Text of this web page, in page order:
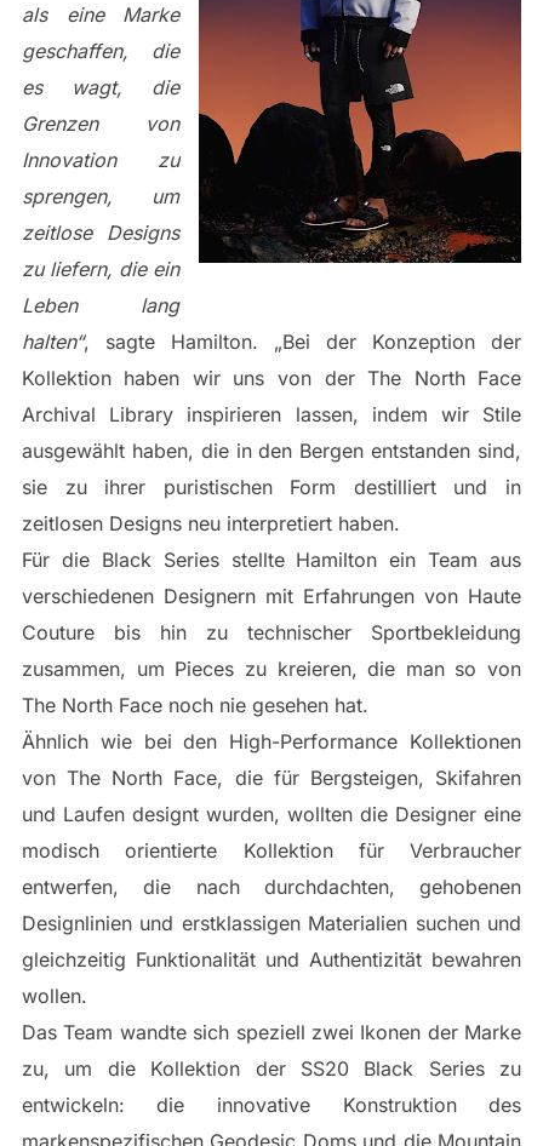
als eine Marke
geschaffen, die
es wagt, die
Grenzen von
Innovation zu
sprengen, um
zeitlose Designs
zu liefern, die ein
Leben lang
halten“, sagte Hamilton. „Bei der Konzeption der
Kollektion haben wir uns von der The North Face
Archival Library inspirieren lassen, indem wir Stile
ausgewählt haben, die in den Bergen entstanden sind,
sie zu ihrer puristischen Form destilliert und in
zeitlosen Designs neu interpretiert haben.
Für die Black Series stellte Hamilton ein Team aus
verschiedenen Designern mit Erfahrungen von Haute
Couture bis hin zu technischer Sportbekleidung
zusammen, um Pieces zu kreieren, die man so von
The North Face noch nie gesehen hat.
Ähnlich wie bei den High-Performance Kollektionen
von The North Face, die für Bergsteigen, Skifahren
und Laufen designt wurden, wollten die Designer eine
modisch orientierte Kollektion für Verbraucher
entwerfen, die nach durchdachten, gehobenen
Designlinien und erstklassigen Materialien suchen und
gleichzeitig Funktionalität und Authentizität bewahren
wollen.
Das Team wandte sich speziell zwei Ikonen der Marke
zu, um die Kollektion der SS20 Black Series zu
entwickeln: die innovative Konstruktion des
markenspezifischen Geodesic Doms und die Mountain